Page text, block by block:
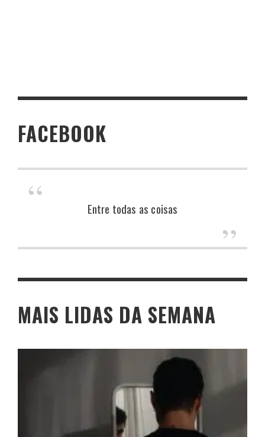
FACEBOOK
Entre todas as coisas
MAIS LIDAS DA SEMANA